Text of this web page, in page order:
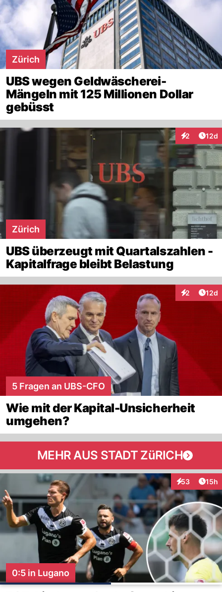
Zürich
UBS wegen Geldwäscherei-
Mängeln mit 125 Millionen Dollar
gebüsst
2
Interaktionen
12d
Zürich
UBS überzeugt mit Quartalszahlen -
Kapitalfrage bleibt Belastung
2
Interaktionen
12d
5 Fragen an UBS-CFO
Wie mit der Kapital-Unsicherheit
umgehen?
MEHR AUS STADT ZüRICH
53
Interaktionen
15h
0:5 in Lugano